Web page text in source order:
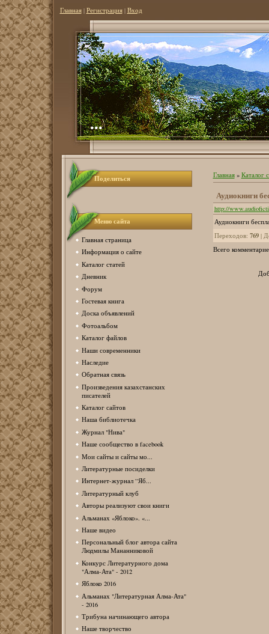
Главная| Регистрация| Вход
...
Поделиться
Меню сайта
Главная страница
Информация о сайте
Каталог статей
Дневник
Форум
Гостевая книга
Доска объявлений
Фотоальбом
Каталог файлов
Наши современники
Наследие
Обратная связь
Произведения казахстанских
писателей
Каталог сайтов
Наша библиотечка
Журнал "Нива"
Наше сообщество в facebook
Мои сайты и сайты мо...
Литературные посиделки
Интернет-журнал “Яб...
Литературный клуб
Авторы реализуют свои книги
Альманах «Яблоко». «...
Наше видео
Персональный блог автора сайта
Людмилы Мананниковой
Конкурс Литературного дома
"Алма-Ата" - 2012
Яблоко 2016
Альманах "Литературная Алма-Ата"
- 2016
Трибуна начинающего автора
Наше творчество
Главная» Каталог
Аудиокниги
http://
Аудиокниги
Переходов: 769|
Всего